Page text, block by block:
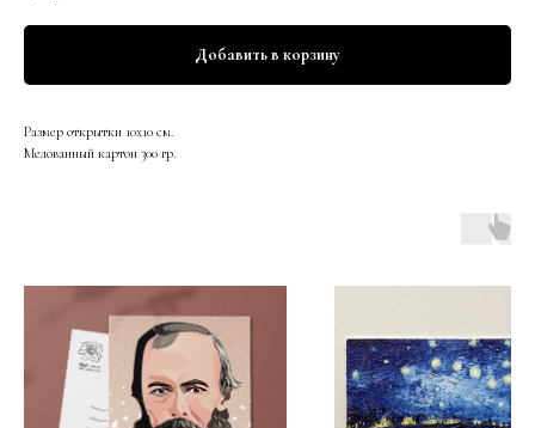
Добавить в корзину
Размер открытки 10х10 см.
Мелованный картон 300 гр.